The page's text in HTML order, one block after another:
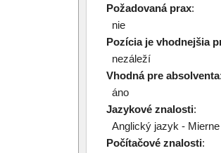
Požadovaná prax:
nie
Pozícia je vhodnejšia
nezáleží
Vhodná pre absolventa
áno
Jazykové znalosti:
Anglický jazyk -
Počítačové znalosti: